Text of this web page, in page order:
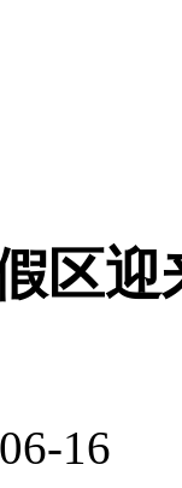
区
16